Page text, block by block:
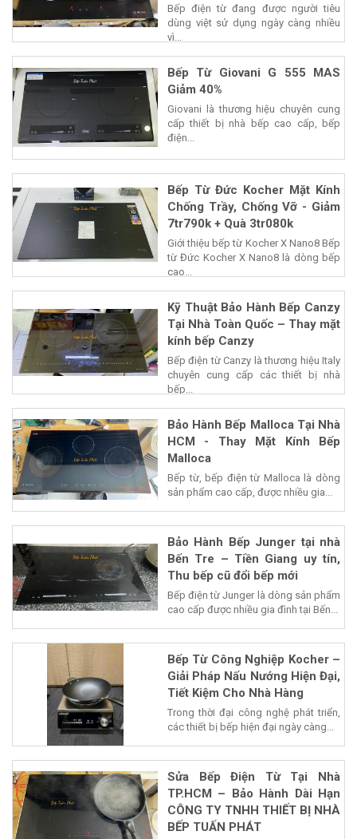
Bếp điện từ đang được người tiêu
dùng việt sử dụng ngày càng nhiều
vì...
Bếp Từ Giovani G 555 MAS
Giảm 40%
Giovani là thương hiệu chuyên cung
cấp thiết bị nhà bếp cao cấp, bếp
điện...
Bếp Từ Đức Kocher Mặt Kính
Chống Trầy, Chống Vỡ - Giảm
7tr790k + Quà 3tr080k
Giới thiệu bếp từ Kocher X Nano8 Bếp
từ Đức Kocher X Nano8 là dòng bếp
cao...
Kỹ Thuật Bảo Hành Bếp Canzy
Tại Nhà Toàn Quốc – Thay mặt
kính bếp Canzy
Bếp điện từ Canzy là thương hiệu Italy
chuyên cung cấp các thiết bị nhà
bếp...
Bảo Hành Bếp Malloca Tại Nhà
HCM - Thay Mặt Kính Bếp
Malloca
Bếp từ, bếp điện từ Malloca là dòng
sản phẩm cao cấp, được nhiều gia...
Bảo Hành Bếp Junger tại nhà
Bến Tre – Tiền Giang uy tín,
Thu bếp cũ đổi bếp mới
Bếp điện từ Junger là dòng sản phẩm
cao cấp được nhiều gia đình tại Bến...
Bếp Từ Công Nghiệp Kocher –
Giải Pháp Nấu Nướng Hiện Đại,
Tiết Kiệm Cho Nhà Hàng
Trong thời đại công nghệ phát triển,
các thiết bị bếp hiện đại ngày càng...
Sửa Bếp Điện Từ Tại Nhà
TP.HCM – Bảo Hành Dài Hạn
CÔNG TY TNHH THIẾT BỊ NHÀ
BẾP TUẤN PHÁT